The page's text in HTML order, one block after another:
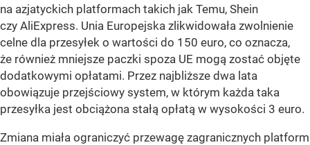
na azjatyckich platformach takich jak Temu, Shein
czy AliExpress. Unia Europejska zlikwidowała zwolnienie
celne dla przesyłek o wartości do 150 euro, co oznacza,
że również mniejsze paczki spoza UE mogą zostać objęte
dodatkowymi opłatami. Przez najbliższe dwa lata
obowiązuje przejściowy system, w którym każda taka
przesyłka jest obciążona stałą opłatą w wysokości 3 euro.
Zmiana miała ograniczyć przewagę zagranicznych platform